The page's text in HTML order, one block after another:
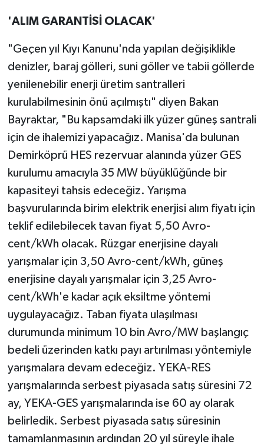
'ALIM GARANTİSİ OLACAK'
"Geçen yıl Kıyı Kanunu'nda yapılan değişiklikle
denizler, baraj gölleri, suni göller ve tabii göllerde
yenilenebilir enerji üretim santralleri
kurulabilmesinin önü açılmıştı" diyen Bakan
Bayraktar, "Bu kapsamdaki ilk yüzer güneş santrali
için de ihalemizi yapacağız. Manisa'da bulunan
Demirköprü HES rezervuar alanında yüzer GES
kurulumu amacıyla 35 MW büyüklüğünde bir
kapasiteyi tahsis edeceğiz. Yarışma
başvurularında birim elektrik enerjisi alım fiyatı için
teklif edilebilecek tavan fiyat 5,50 Avro-
cent/kWh olacak. Rüzgar enerjisine dayalı
yarışmalar için 3,50 Avro-cent/kWh, güneş
enerjisine dayalı yarışmalar için 3,25 Avro-
cent/kWh'e kadar açık eksiltme yöntemi
uygulayacağız. Taban fiyata ulaşılması
durumunda minimum 10 bin Avro/MW başlangıç
bedeli üzerinden katkı payı artırılması yöntemiyle
yarışmalara devam edeceğiz. YEKA-RES
yarışmalarında serbest piyasada satış süresini 72
ay, YEKA-GES yarışmalarında ise 60 ay olarak
belirledik. Serbest piyasada satış süresinin
tamamlanmasının ardından 20 yıl süreyle ihale